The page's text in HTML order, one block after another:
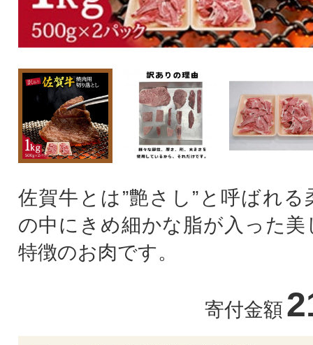
佐賀牛とは”艶さし”と呼ばれ
の中にきめ細かな脂が入った美
特徴のお肉です。
寄付金額